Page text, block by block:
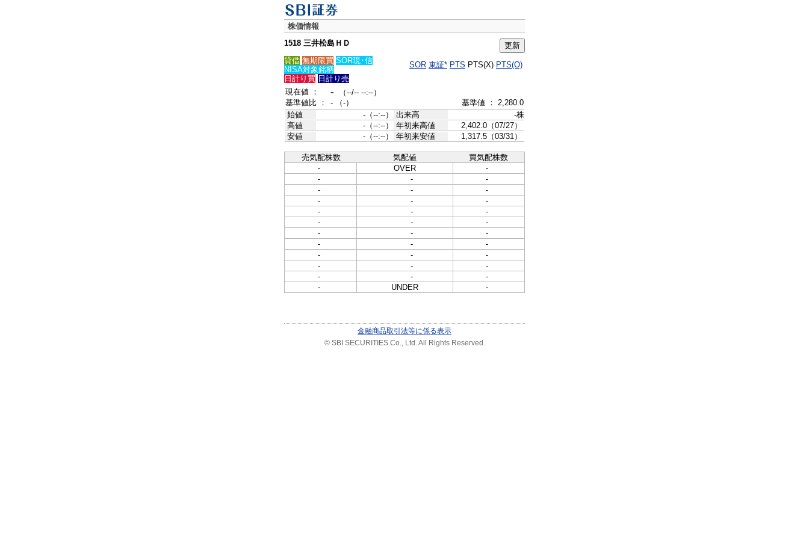
株価情報
1518 三井松島ＨＤ
貸借 無期限買 SOR現･信
NISA対象銘柄
SOR 東証* PTS PTS(X) PTS(O)
日計り買 日計り売
現在値 ：
- （--/-- --:--）
基準値比 ：
- （-）
基準値 ： 2,280.0
始値
-（--:--） 出来高
-株
高値
-（--:--） 年初来高値
2,402.0（07/27）
安値
-（--:--） 年初来安値 1,317.5（03/31）
売気配株数 気配値
買気配株数
-
OVER
-
-
-
-
-
-
-
-
-
-
-
-
-
-
-
-
-
-
-
-
-
-
-
-
-
-
-
-
-
-
-
-
UNDER -
金融商品取引法等に係る表示
© SBI SECURITIES Co., Ltd. All Rights Reserved.